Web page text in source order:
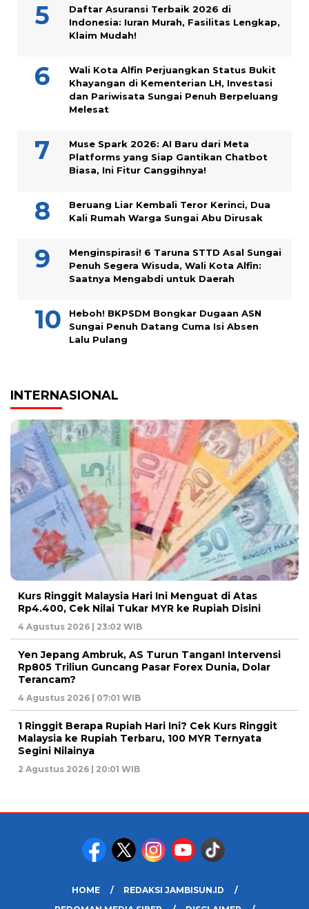
Daftar Asuransi Terbaik 2026 di
Indonesia: Iuran Murah, Fasilitas Lengkap,
Klaim Mudah!
Wali Kota Alfin Perjuangkan Status Bukit
Khayangan di Kementerian LH, Investasi
dan Pariwisata Sungai Penuh Berpeluang
Melesat
Muse Spark 2026: AI Baru dari Meta
Platforms yang Siap Gantikan Chatbot
Biasa, Ini Fitur Canggihnya!
Beruang Liar Kembali Teror Kerinci, Dua
Kali Rumah Warga Sungai Abu Dirusak
Menginspirasi! 6 Taruna STTD Asal Sungai
Penuh Segera Wisuda, Wali Kota Alfin:
Saatnya Mengabdi untuk Daerah
Heboh! BKPSDM Bongkar Dugaan ASN
Sungai Penuh Datang Cuma Isi Absen
Lalu Pulang
INTERNASIONAL
Kurs Ringgit Malaysia Hari Ini Menguat di Atas
Rp4.400, Cek Nilai Tukar MYR ke Rupiah Disini
4 Agustus 2026 | 23:02 WIB
Yen Jepang Ambruk, AS Turun Tangan! Intervensi
Rp805 Triliun Guncang Pasar Forex Dunia, Dolar
Terancam?
4 Agustus 2026 | 07:01 WIB
1 Ringgit Berapa Rupiah Hari Ini? Cek Kurs Ringgit
Malaysia ke Rupiah Terbaru, 100 MYR Ternyata
Segini Nilainya
2 Agustus 2026 | 20:01 WIB
HOME
REDAKSI JAMBISUN.ID